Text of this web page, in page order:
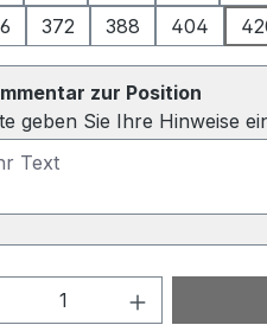
372 388 404
zur Position
geben Sie Ihre Hinweise
Anzahl: Gib